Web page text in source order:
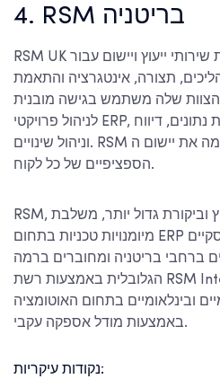
4. RSM בריטניה
RSM UK מספקת שירותי ייעוץ ויישום עבור NetSuite ERP, תוך
תצורה, אינטגרציה והתאמת
שלה משתמש בגישה מובנית
לניהול פרויקטי ERP, המכסה תחומים כגון העברת נתונים, דיווח
וניהול שינויים. RSM גם מתאימה את יישום ה-ERP לצרכים
הספציפיים של כל לקוח.
RSM, הפועלת במסגרת ארגון ייעוץ וביקורת גדול יותר, משלבת
מיומנויות טכניות בתחום ERP עם תובנות לגבי אתגרים עסקיים
ברחבי בריטניה ומחוברים ברמה
הגלובלית באמצעות רשת RSM International. הדבר מאפשר
ובינלאומיים בתחום האוטומציה
באמצעות מודל אספקה עקבי.
נקודות עיקריות: